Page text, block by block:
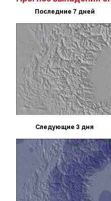
Последние 7 дней
Следующие 3 дня